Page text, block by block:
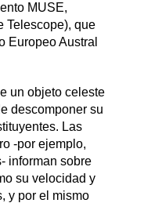
MUSE,
Telescope), que
Europeo Austral
un objeto celeste
descomponer su
Las
-por ejemplo,
informan sobre
su velocidad y
y por el mismo